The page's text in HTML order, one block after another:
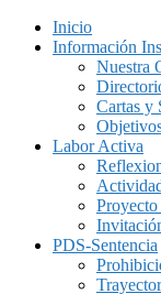
Inicio
Información
Nuestra
Cartas y
Labor Activa
PDS-Sentencia